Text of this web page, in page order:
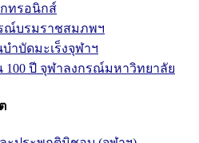
กทรอนิกส์
ณ์บรมราชสมภพฯ
ำบัดมะเร็งจุฬาฯ
100 ปี จุฬาลงกรณ์มหาวิทยาลัย